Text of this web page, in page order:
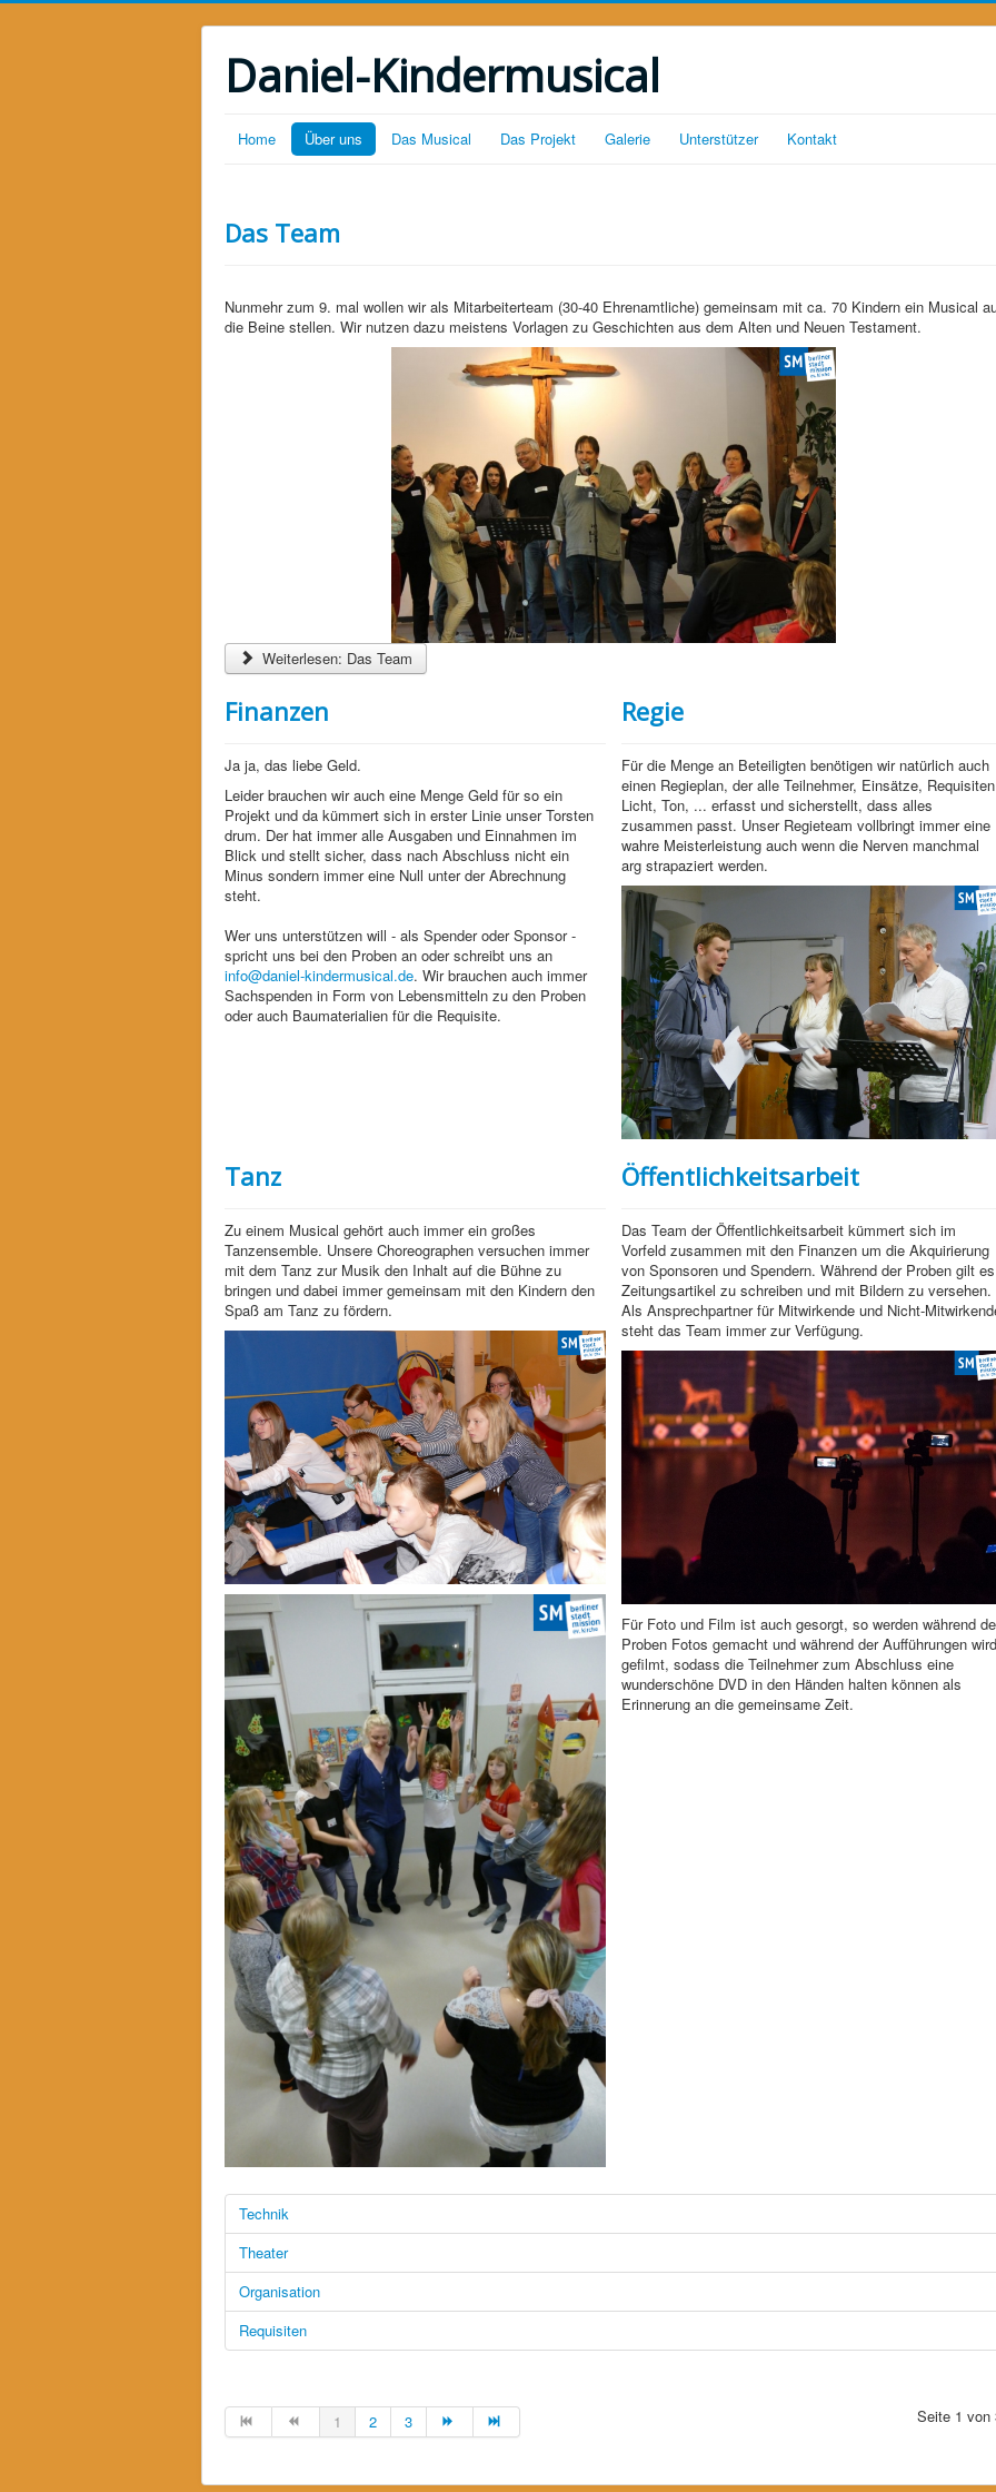
Daniel-Kindermusical
Home Über uns Das Musical Das Projekt Galerie Unterstützer Kontakt
Das Team
Nunmehr zum 9. mal wollen wir als Mitarbeiterteam (30-40 Ehrenamtliche) gemeinsam mit ca. 70 Kindern ein Musical
die Beine stellen. Wir nutzen dazu meistens Vorlagen zu Geschichten aus dem Alten und Neuen Testament.
Weiterlesen: Das Team
Finanzen
Ja ja, das liebe Geld.
Leider brauchen wir auch eine Menge Geld für so ein
Projekt und da kümmert sich in erster Linie unser Torsten
drum. Der hat immer alle Ausgaben und Einnahmen im
Blick und stellt sicher, dass nach Abschluss nicht ein
Minus sondern immer eine Null unter der Abrechnung
steht.
Wer uns unterstützen will - als Spender oder Sponsor -
spricht uns bei den Proben an oder schreibt uns an
info@daniel-kindermusical.de. Wir brauchen auch immer
Sachspenden in Form von Lebensmitteln zu den Proben
oder auch Baumaterialien für die Requisite.
Regie
Für die Menge an Beteiligten benötigen wir natürlich auch
einen Regieplan, der alle Teilnehmer, Einsätze,
Licht, Ton, ... erfasst und sicherstellt, dass alles
zusammen passt. Unser Regieteam vollbringt immer eine
wahre Meisterleistung auch wenn die Nerven manchmal
arg strapaziert werden.
Tanz
Zu einem Musical gehört auch immer ein großes
Tanzensemble. Unsere Choreographen versuchen immer
mit dem Tanz zur Musik den Inhalt auf die Bühne zu
bringen und dabei immer gemeinsam mit den Kindern den
Spaß am Tanz zu fördern.
Öffentlichkeitsarbeit
Das Team der Öffentlichkeitsarbeit kümmert sich im
Vorfeld zusammen mit den Finanzen um die Akquirierung
von Sponsoren und Spendern. Während der Proben gilt es
Zeitungsartikel zu schreiben und mit Bildern zu versehen.
Als Ansprechpartner für Mitwirkende und Nicht-
steht das Team immer zur Verfügung.
Für Foto und Film ist auch gesorgt, so werden während
Proben Fotos gemacht und während der Aufführungen
gefilmt, sodass die Teilnehmer zum Abschluss eine
wunderschöne DVD in den Händen halten können als
Erinnerung an die gemeinsame Zeit.
Technik
Theater
Organisation
Requisiten
Seite 1 von
1 2 3